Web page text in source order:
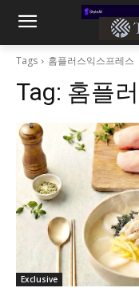
Tags 홈플러스익스프레스
Tag: 홈플
Exclusive